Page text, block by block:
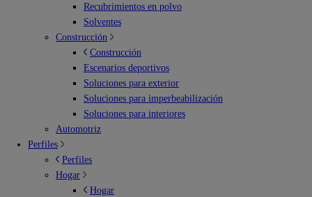
Recubrimientos en polvo
Solventes
Construcción
Construcción
Escenarios deportivos
Soluciones para exterior
Soluciones para imperbeabilización
Soluciones para interiores
Automotriz
Perfiles
Perfiles
Hogar
Hogar